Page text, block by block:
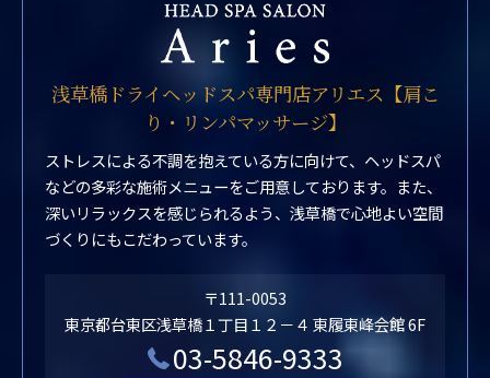
浅草橋ドライヘッドスパ専門店アリエス【肩こ
り・リンパマッサージ】
ストレスによる不調を抱えている方に向けて、ヘッドスパ
などの多彩な施術メニューをご用意しております。また、
深いリラックスを感じられるよう、浅草橋で心地よい空間
づくりにもこだわっています。
〒111-0053
東京都台東区浅草橋１丁目１２－４ 東履東峰会館 6F
03-5846-9333